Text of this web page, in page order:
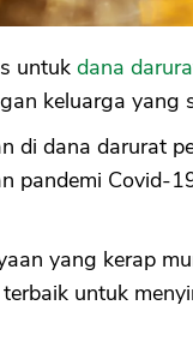
untuk dana
keluarga yang
di dana darurat
pandemi Covid-
yang kerap
untuk